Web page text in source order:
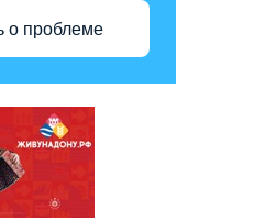
о проблеме